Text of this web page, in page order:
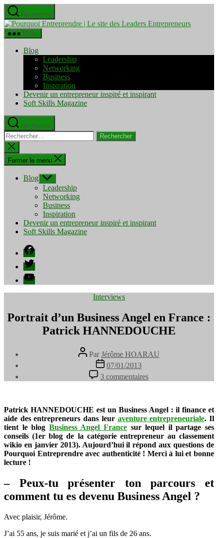
Aller
au
contenu
Recherche
Pourquoi
Menu
Blog
Leadership
Networking
Business
Inspiration
Devenir un entrepreneur inspiré et inspirant
Soft Skills Magazine
Recherche
Rechercher :
Fermer
la
recherche
Fermer le menu
Blog Afficher
le
sous-
menu
Leadership
Networking
Business
Inspiration
Devenir un entrepreneur inspiré et inspirant
Soft Skills Magazine
Facebook
Twitter
YouTube
Catégories
Interviews
Portrait d’un Business Angel en France :
Patrick HANNEDOUCHE
Auteur
de
l’article
Par Jérôme HOARAU
Date
de
l’article
07/01/2013
3 commentaires
Portrait
Angel
en
France
:
Patrick
HANNEDOUCHE
Patrick HANNEDOUCHE est un Business Angel : il finance et
aide des entrepreneurs dans leur aventure entrepreneuriale. Il
tient le blog Business Angel France sur lequel il partage ses
conseils (1er blog de la catégorie entrepreneur au classement
wikio en janvier 2013). Aujourd’hui il répond aux questions de
Pourquoi Entreprendre avec authenticité ! Merci à lui et bonne
lecture !
– Peux-tu présenter ton parcours et
comment tu es devenu Business Angel ?
Avec plaisir, Jérôme.
J’ai 55 ans, je suis marié et j’ai un fils de 26 ans.